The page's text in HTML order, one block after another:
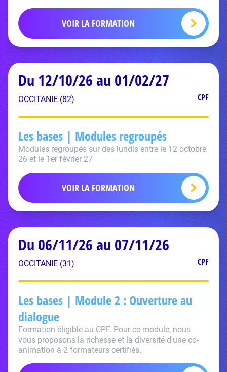
VOIR LA FORMATION
Du 12/10/26 au 01/02/27
OCCITANIE (82) CPF
Les bases | Modules regroupés
Modules regroupés sur des lundis entre le 12 octobre
26 et le 1er février 27
VOIR LA FORMATION
Du 06/11/26 au 07/11/26
OCCITANIE (31) CPF
Les bases | Module 2 : Ouverture au
dialogue
Formation éligible au CPF. Pour ce module, nous
vous proposons la richesse et la diversité d'une co-
animation à 2 formateurs certifiés.